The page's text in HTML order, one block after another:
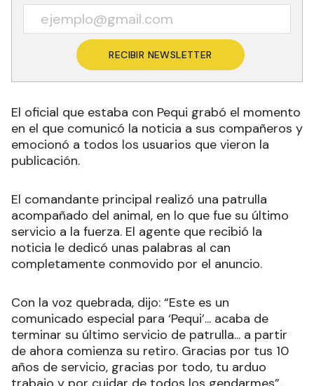
RECIBIR NEWSLETTER
El oficial que estaba con Pequi grabó el momento
en el que comunicó la noticia a sus compañeros y
emocionó a todos los usuarios que vieron la
publicación.
El comandante principal realizó una patrulla
acompañado del animal, en lo que fue su último
servicio a la fuerza. El agente que recibió la
noticia le dedicó unas palabras al can
completamente conmovido por el anuncio.
Con la voz quebrada, dijo: “Este es un
comunicado especial para ‘Pequi’... acaba de
terminar su último servicio de patrulla... a partir
de ahora comienza su retiro. Gracias por tus 10
años de servicio, gracias por todo, tu arduo